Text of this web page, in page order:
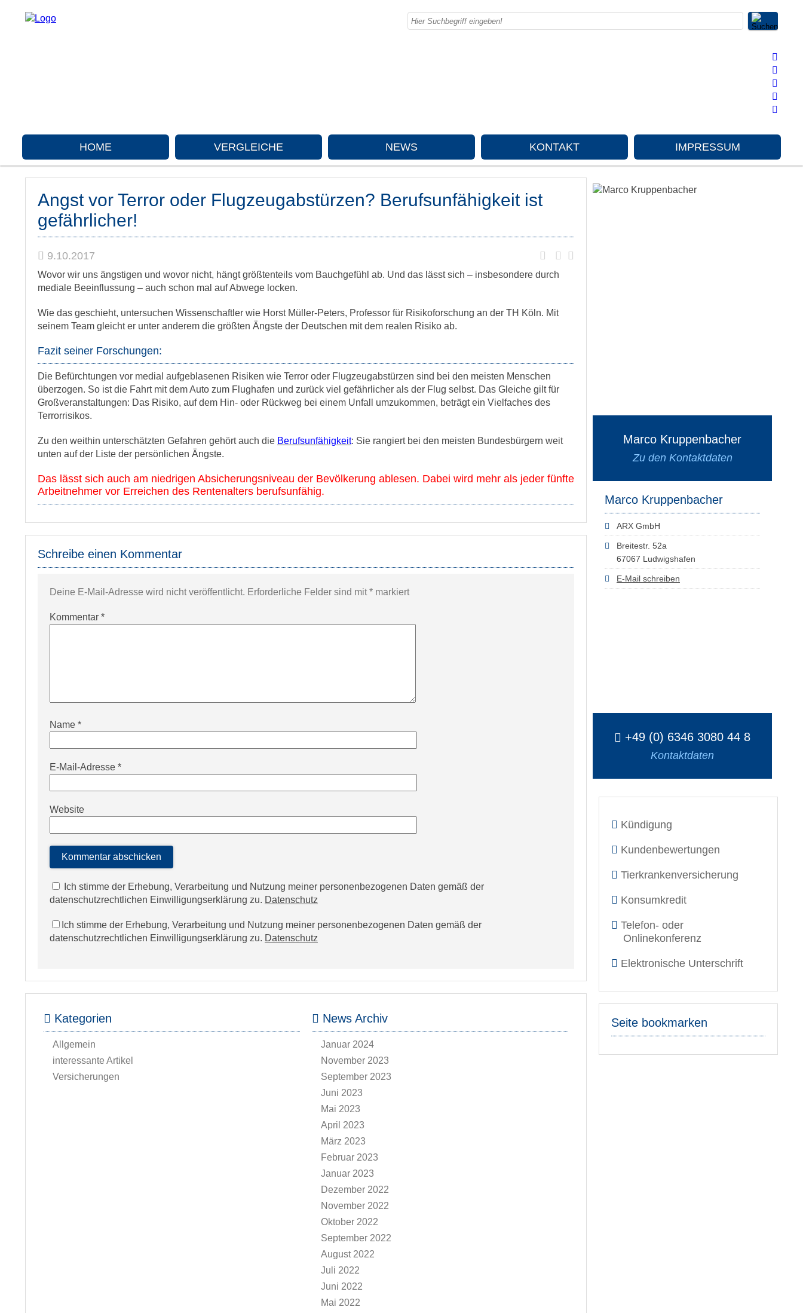
HOME VERGLEICHE NEWS KONTAKT IMPRESSUM
Marco Kruppenbacher
Zu den Kontaktdaten
Marco Kruppenbacher
ARX GmbH
Breitestr. 52a
67067 Ludwigshafen
E-Mail schreiben
+49 (0) 6346 3080 44 8
Kontaktdaten
Kündigung
Kundenbewertungen
Tierkrankenversicherung
Konsumkredit
Telefon- oder
Onlinekonferenz
Elektronische Unterschrift
Seite bookmarken
Angst vor Terror oder Flugzeugabstürzen? Berufsunfähigkeit ist
gefährlicher!
9.10.2017
Wovor wir uns ängstigen und wovor nicht, hängt größtenteils vom Bauchgefühl ab. Und das lässt sich – insbesondere durch
mediale Beeinflussung – auch schon mal auf Abwege locken.
Wie das geschieht, untersuchen Wissenschaftler wie Horst Müller-Peters, Professor für Risikoforschung an der TH Köln. Mit
seinem Team gleicht er unter anderem die größten Ängste der Deutschen mit dem realen Risiko ab.
Fazit seiner Forschungen:
Die Befürchtungen vor medial aufgeblasenen Risiken wie Terror oder Flugzeugabstürzen sind bei den meisten Menschen
überzogen. So ist die Fahrt mit dem Auto zum Flughafen und zurück viel gefährlicher als der Flug selbst. Das Gleiche gilt für
Großveranstaltungen: Das Risiko, auf dem Hin- oder Rückweg bei einem Unfall umzukommen, beträgt ein Vielfaches des
Terrorrisikos.
Zu den weithin unterschätzten Gefahren gehört auch die Berufsunfähigkeit: Sie rangiert bei den meisten Bundesbürgern weit
unten auf der Liste der persönlichen Ängste.
Das lässt sich auch am niedrigen Absicherungsniveau der Bevölkerung ablesen. Dabei wird mehr als jeder fünfte
Arbeitnehmer vor Erreichen des Rentenalters berufsunfähig.
Schreibe einen Kommentar
Deine E-Mail-Adresse wird nicht veröffentlicht. Erforderliche Felder sind mit* markiert
Kommentar *
Name *
E-Mail-Adresse *
Website
Ich stimme der Erhebung, Verarbeitung und Nutzung meiner personenbezogenen Daten gemäß der
datenschutzrechtlichen Einwilligungserklärung zu. Datenschutz
Ich stimme der Erhebung, Verarbeitung und Nutzung meiner personenbezogenen Daten gemäß der
datenschutzrechtlichen Einwilligungserklärung zu. Datenschutz
Kategorien
Allgemein
interessante Artikel
Versicherungen
News Archiv
Januar 2024
November 2023
September 2023
Juni 2023
Mai 2023
April 2023
März 2023
Februar 2023
Januar 2023
Dezember 2022
November 2022
Oktober 2022
September 2022
August 2022
Juli 2022
Juni 2022
Mai 2022